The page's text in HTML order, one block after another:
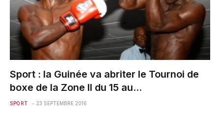
Sport : la Guinée va abriter le Tournoi de
boxe de la Zone II du 15 au…
SPORT 23 SEPTEMBRE 2016